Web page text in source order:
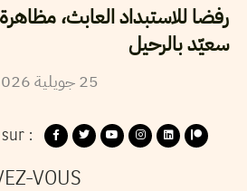
رفضا للاستبداد العابث،
سعيّد بالرحيل
25 جويلية
:
VOUS